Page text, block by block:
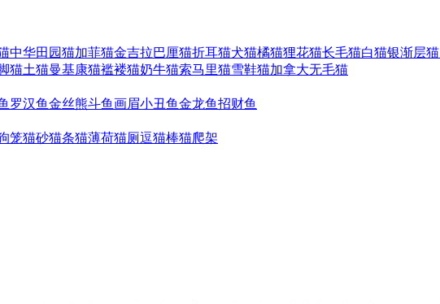
中华田园猫加菲猫金吉拉巴厘猫折耳猫犬猫橘猫狸花猫长毛猫白猫银渐层猫
猫土猫曼基康猫褴褛猫奶牛猫索马里猫雪鞋猫加拿大无毛猫
罗汉鱼金丝熊斗鱼画眉小丑鱼金龙鱼招财鱼
笼猫砂猫条猫薄荷猫厕逗猫棒猫爬架